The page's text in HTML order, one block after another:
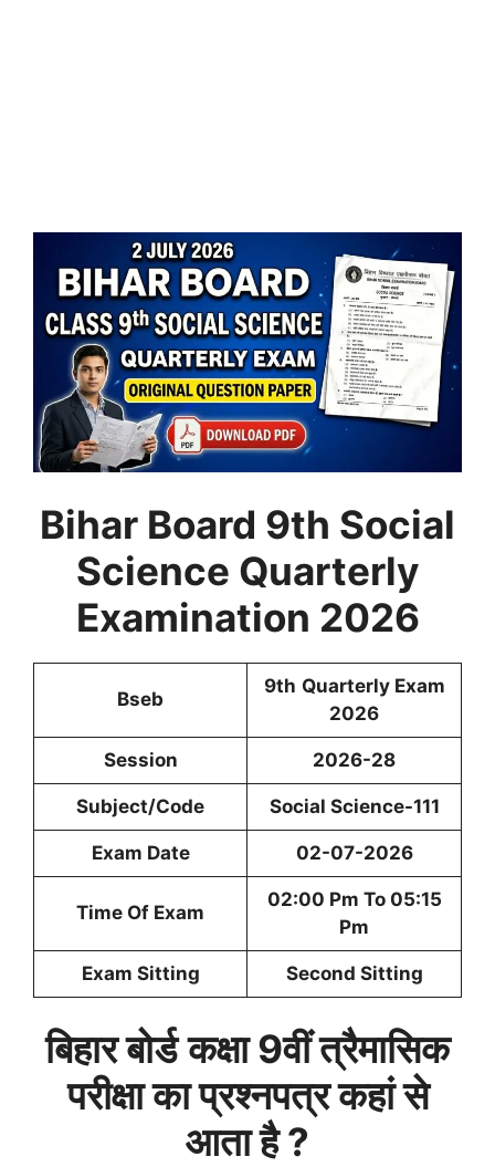
Bihar Board 9th Social
Science Quarterly
Examination 2026
Bseb
9th Quarterly Exam
2026
Session 2026-28
Subject/Code Social Science-111
Exam Date 02-07-2026
Time Of Exam
02:00 Pm To 05:15
Pm
Exam Sitting Second Sitting
बिहार बोर्ड कक्षा 9वींत्रैमासिक
परीक्षा का प्रश्नपत्र कहां से
आता है ?